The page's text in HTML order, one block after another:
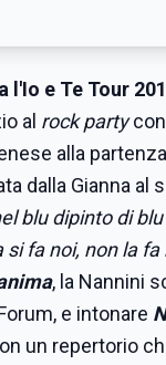
l'Io e Te Tour
al rock partycon
alla
dalla Gianna
blu dipinto di blu
si fa noi, non la
, la Nannini
e intonare
un repertorio